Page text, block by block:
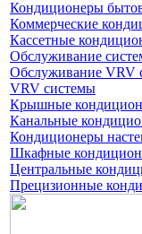
Кондиционеры
Коммерческие
Кассетные
Обслуживание
Обслуживание VRV
VRV системы
Крышные
Канальные
Кондиционеры
Шкафные
Центральные
Прецизионные